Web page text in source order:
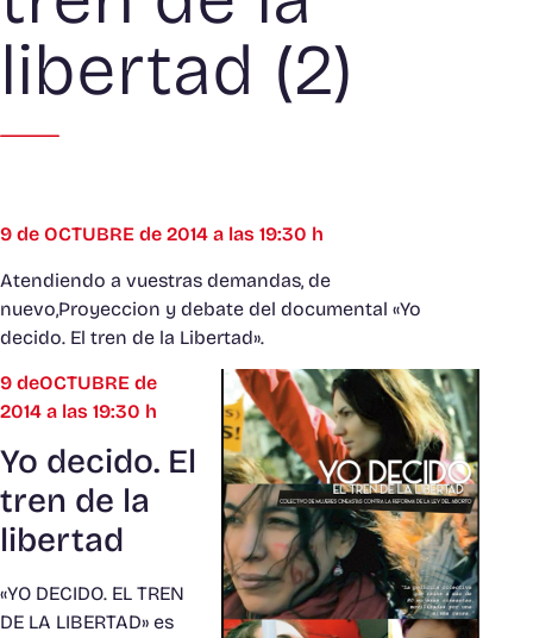
libertad (2)
9 de OCTUBRE de 2014 a las 19:30 h
Atendiendo a vuestras demandas, de
nuevo,Proyeccion y debate del documental «Yo
decido. El tren de la Libertad».
9 deOCTUBRE de
2014 a las 19:30 h
Yo decido. El
tren de la
libertad
«YO DECIDO. EL TREN
DE LA LIBERTAD» es